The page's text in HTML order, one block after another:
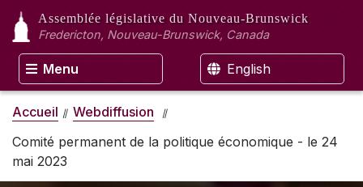
Assemblée législative du Nouveau-Brunswick
Fredericton, Nouveau-Brunswick, Canada
Menu English
Accueil
Webdiffusion
Comité permanent de la politique économique - le 24
mai 2023